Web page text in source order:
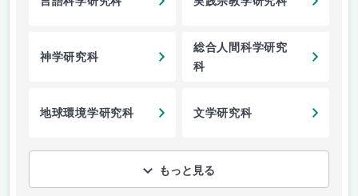
神学研究科
総合人間科学研究
科
地球環境学研究科 文学研究科
もっと見る